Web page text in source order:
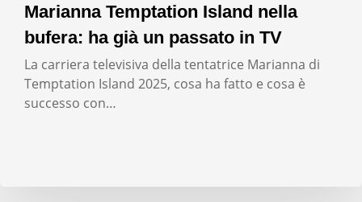
Marianna Temptation Island nella
bufera: ha già un passato in TV
La carriera televisiva della tentatrice Marianna di
Temptation Island 2025, cosa ha fatto e cosa è
successo con…